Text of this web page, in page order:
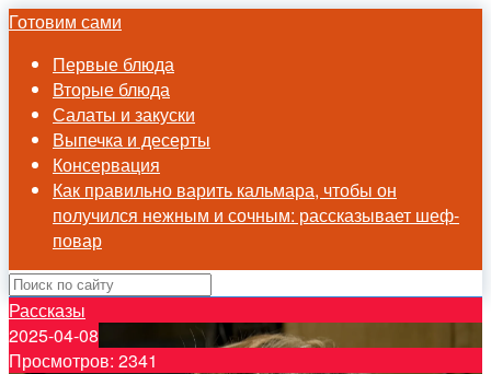
Готовим сами
Первые блюда
Вторые блюда
Салаты и закуски
Выпечка и десерты
Консервация
Как правильно варить кальмара, чтобы он
получился нежным и сочным: рассказывает шеф-
повар
Рассказы
2025-04-08
Просмотров: 2341